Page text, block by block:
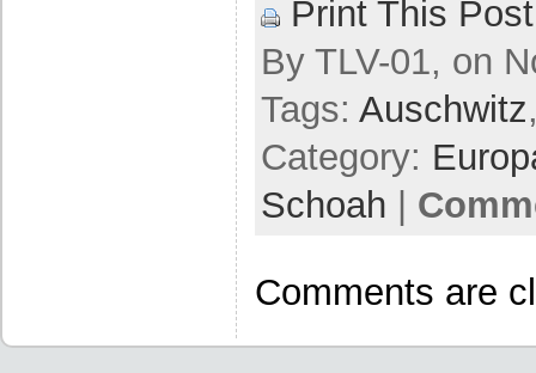
Print This Post
By TLV-01, on
Tags: Auschwitz
Category:
Schoah |
Comments are